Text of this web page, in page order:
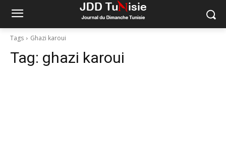
Tags Ghazi karoui
Tag: ghazi karoui